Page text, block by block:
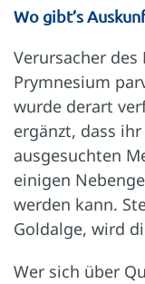
Wo gibt’s
Verursacher des
Prymnesium
wurde derart
ergänzt, dass
ausgesuchten
einigen
werden kann.
Goldalge, wird
Wer sich über